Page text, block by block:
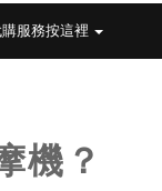
服務按這裡
機？